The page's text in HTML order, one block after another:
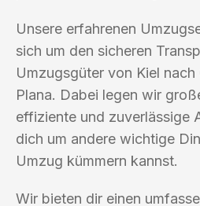
Unsere erfahrenen
sich um den sicheren
Umzugsgüter von Kiel nach
Plana. Dabei legen wir
effiziente und zuverlässige
dich um andere wichtige
Umzug kümmern kannst.
Wir bieten dir einen